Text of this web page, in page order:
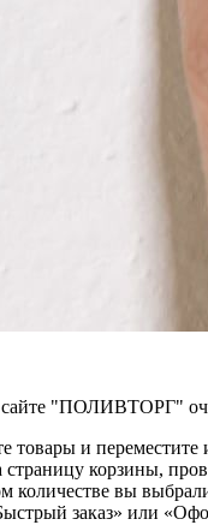
сайте "ПОЛИВТОРГ"
товары и переместите
страницу корзины,
количестве вы
заказ» или